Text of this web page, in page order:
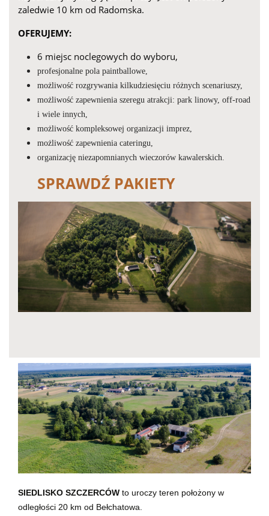
zaledwie 10 km od Radomska.
OFERUJEMY:
6 miejsc noclegowych do wyboru,
profesjonalne pola paintballowe,
możliwość rozgrywania kilkudziesięciu różnych scenariuszy,
możliwość zapewnienia szeregu atrakcji: park linowy, off-road
i wiele innych,
możliwość kompleksowej organizacji imprez,
możliwość zapewnienia cateringu,
organizację niezapomnianych wieczorów kawalerskich.
SPRAWDŹ PAKIETY
SIEDLISKO SZCZERCÓW to uroczy teren położony w
odległości 20 km od Bełchatowa.